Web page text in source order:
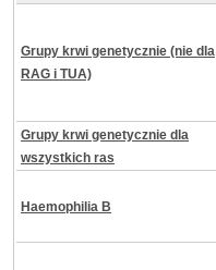
Grupy krwi genetycznie (nie dla
RAG i TUA)
Grupy krwi genetycznie dla
wszystkich ras
Haemophilia B